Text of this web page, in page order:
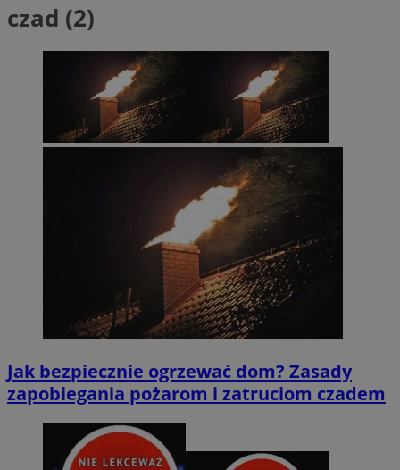
czad (2)
Jak bezpiecznie ogrzewać dom? Zasady
zapobiegania pożarom i zatruciom czadem